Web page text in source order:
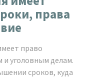
права
право
уголовным делам.
сроков, куда